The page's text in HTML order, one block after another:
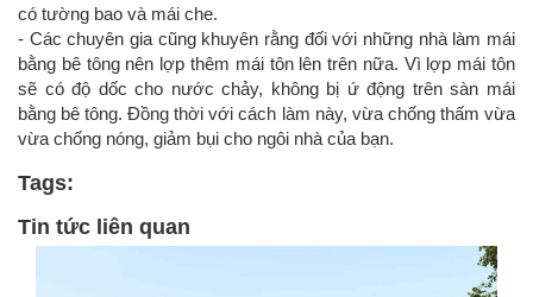
có tường bao và mái che.
- Các chuyên gia cũng khuyên rằng đối với những nhà làm mái
bằng bê tông nên lợp thêm mái tôn lên trên nữa. Vì lợp mái tôn
sẽ có độ dốc cho nước chảy, không bị ứ động trên sàn mái
bằng bê tông. Đồng thời với cách làm này, vừa chống thấm vừa
vừa chống nóng, giảm bụi cho ngôi nhà của bạn.
Tags:
Tin tức liên quan